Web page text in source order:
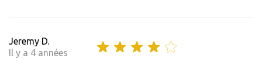
Jeremy D.
Il y a 4 années